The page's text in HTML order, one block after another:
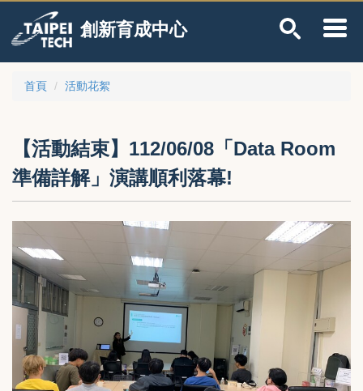
主
要
創新育成中心
首頁 活動花絮
【活動結束】112/06/08「Data Room
準備詳解」演講順利落幕!